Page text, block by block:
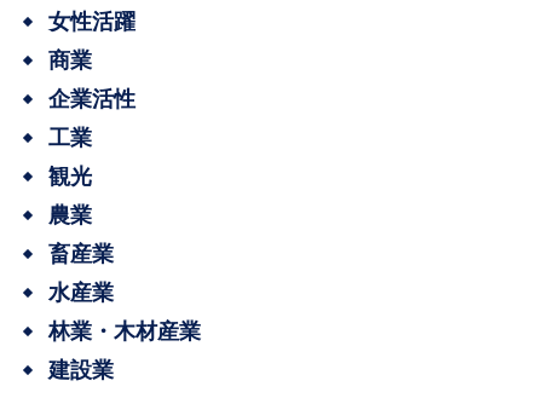
女性活躍
商業
企業活性
工業
観光
農業
畜産業
水産業
林業・木材産業
建設業